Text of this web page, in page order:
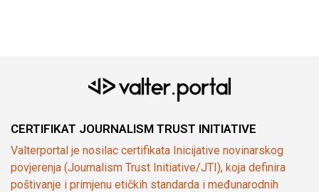
CERTIFIKAT JOURNALISM TRUST INITIATIVE
Valterportal je nosilac certifikata Inicijative novinarskog
povjerenja (Journalism Trust Initiative/JTI), koja definira
poštivanje i primjenu etičkih standarda i međunarodnih